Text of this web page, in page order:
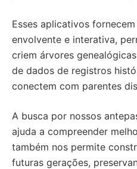
Esses aplicativos
envolvente e interativa,
criem árvores
de dados de registros
conectem com parentes
A busca por nossos
ajuda a compreender
também nos permite
futuras gerações,